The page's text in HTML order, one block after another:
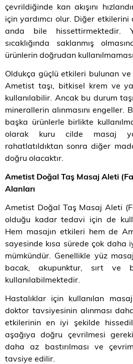
çevrildiğinde kan akışını
için yardımcı olur. Diğer etkilerini
anda bile hissettirmektedir.
sıcaklığında saklanmış
ürünlerin doğrudan
Oldukça güçlü etkileri bulunan
Ametist taşı, bitkisel krem ve
kullanılabilir. Ancak bu durum
minerallerin alınmasını engeller.
başka ürünlerle birlikte
olarak kuru cilde masaj
rahatlatıldıktan sonra diğer
doğru olacaktır.
Ametist Doğal Taş Masaj Aleti
Alanları
Ametist Doğal Taş Masaj Aleti
olduğu kadar tedavi için de
Hem masajın etkileri hem de
sayesinde kısa sürede çok
mümkündür. Genellikle yüz
bacak, akupunktur, sırt ve
kullanılabilmektedir.
Hastalıklar için kullanılan
doktor tavsiyesinin alınması
etkilerinin en iyi şekilde
aşağıya doğru çevrilmesi
daha az bastırılması ve çevrim
tavsiye edilir.